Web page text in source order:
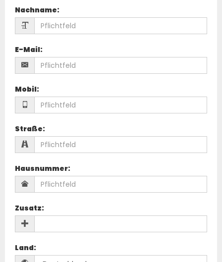
Nachname:
E-Mail:
Mobil:
Straße:
Hausnummer:
Zusatz:
Land: